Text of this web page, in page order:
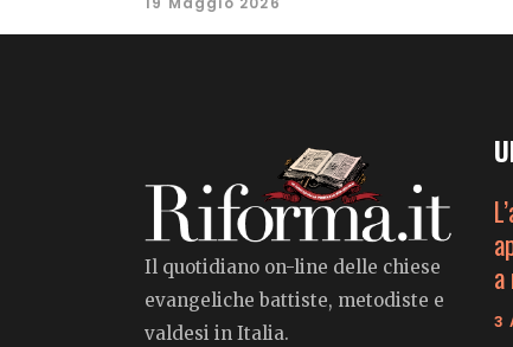
Il quotidiano on-line delle chiese
evangeliche battiste, metodiste e
valdesi in Italia.
3